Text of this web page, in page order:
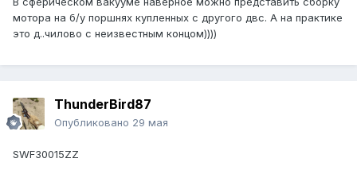
мотора на б/у поршнях купленных с другого двс. А на практике
это д..чилово с неизвестным концом))))
ThunderBird87
Опубликовано 29 мая
SWF30015ZZ